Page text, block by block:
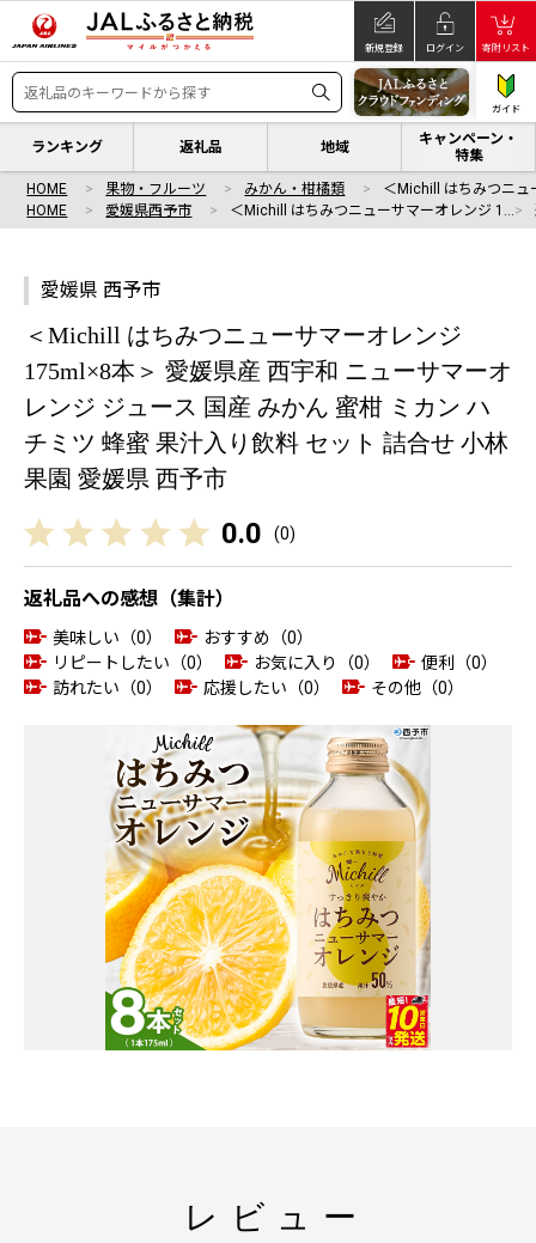
新規登録 ログイン 寄附リスト
ガイド
ランキング 返礼品 地域
キャンペーン・
特集
HOME 果物・フルーツ みかん・柑橘類
＜Michill はちみつニ
HOME
愛媛県西予市 ＜Michill はちみつニューサマーオレンジ 1…
愛媛県 西予市
＜Michill はちみつニューサマーオレンジ
175ml×8本＞ 愛媛県産 西宇和 ニューサマーオ
レンジ ジュース 国産 みかん 蜜柑 ミカン ハ
チミツ 蜂蜜 果汁入り飲料 セット 詰合せ 小林
果園 愛媛県 西予市
0.0 (0)
返礼品への感想（集計）
美味しい（0）
おすすめ（0）
リピートしたい（0）
お気に入り（0）
便利（0）
訪れたい（0）
応援したい（0） その他（0）
レビュー